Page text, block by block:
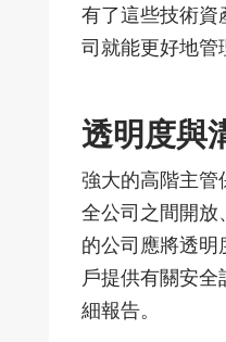
有了這些技術資
司就能更好地管
透明度與
強大的高階主管
全公司之間開放
的公司應將透明
戶提供有關安
細報告。